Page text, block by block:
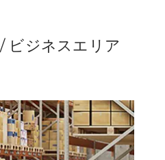
ビジネスエリア